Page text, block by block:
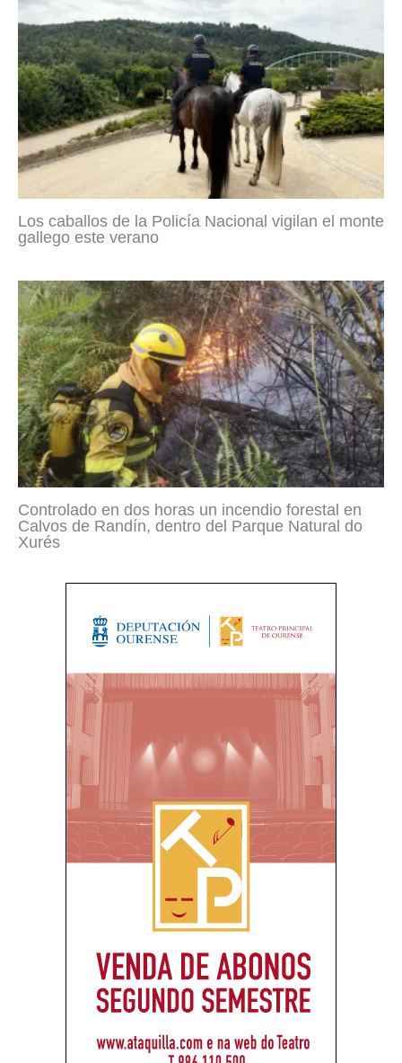
Los caballos de la Policía Nacional vigilan el monte
gallego este verano
Controlado en dos horas un incendio forestal en
Calvos de Randín, dentro del Parque Natural do
Xurés